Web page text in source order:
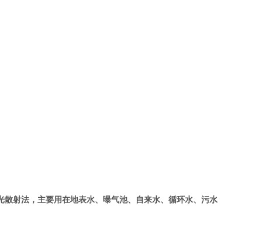
射法，主要用在地表水、曝气池、自来水、循环水、污水